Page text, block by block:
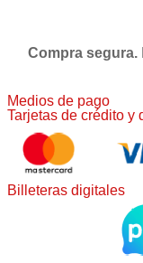
Compra segura.
Medios de pago
Tarjetas de crédito y
Billeteras digitales